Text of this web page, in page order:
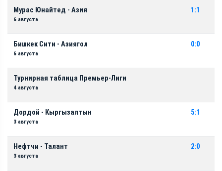
Мурас Юнайтед - Азия
6 августа
1:1
Бишкек Сити - Азиягол
6 августа
0:0
Турнирная таблица Премьер-Лиги
4 августа
Дордой - Кыргызалтын
3 августа
5:1
Нефтчи - Талант
3 августа
2:0